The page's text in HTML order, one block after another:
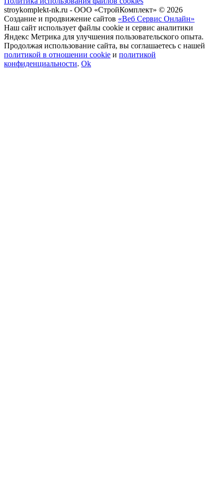
stroykomplekt-nk.ru - ООО «СтройКомплект» © 2026
Создание и продвижение сайтов «Веб Сервис Онлайн»
Наш сайт использует файлы cookie и сервис аналитики
Яндекс Метрика для улучшения пользовательского опыта.
Продолжая использование сайта, вы соглашаетесь с нашей
политикой в отношении cookie и политикой
конфиденциальности. Ok